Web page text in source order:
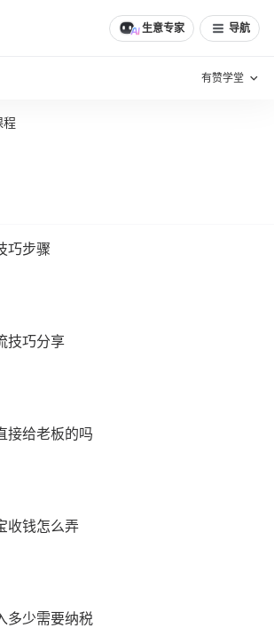
生意专家 导航
有赞学堂
程
巧步骤
技巧分享
接给老板的吗
收钱怎么弄
多少需要纳税